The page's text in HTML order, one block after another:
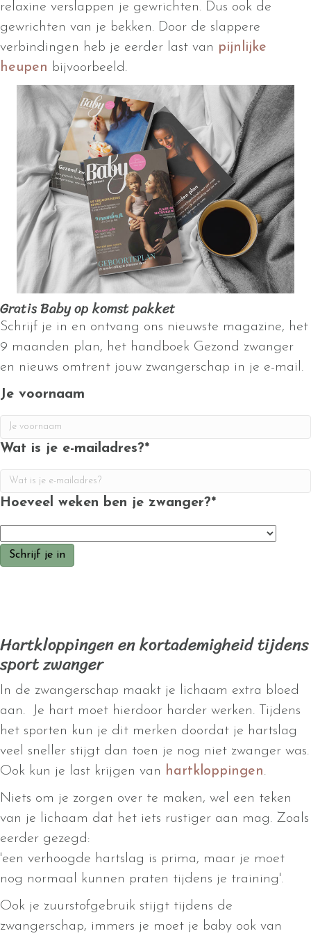
relaxine verslappen je gewrichten. Dus ook de
gewrichten van je bekken. Door de slappere
verbindingen heb je eerder last van pijnlijke
heupen bijvoorbeeld.
Gratis Baby op komst pakket
Schrijf je in en ontvang ons nieuwste magazine, het
9 maanden plan, het handboek Gezond zwanger
en nieuws omtrent jouw zwangerschap in je e-mail.
Je voornaam
Wat is je e-mailadres?*
Hoeveel weken ben je zwanger?*
Hartkloppingen en kortademigheid tijdens
sport zwanger
In de zwangerschap maakt je lichaam extra bloed
aan. Je hart moet hierdoor harder werken. Tijdens
het sporten kun je dit merken doordat je hartslag
veel sneller stijgt dan toen je nog niet zwanger was.
Ook kun je last krijgen van hartkloppingen.
Niets om je zorgen over te maken, wel een teken
van je lichaam dat het iets rustiger aan mag. Zoals
eerder gezegd:
'een verhoogde hartslag is prima, maar je moet
nog normaal kunnen praten tijdens je training'.
Ook je zuurstofgebruik stijgt tijdens de
zwangerschap, immers je moet je baby ook van